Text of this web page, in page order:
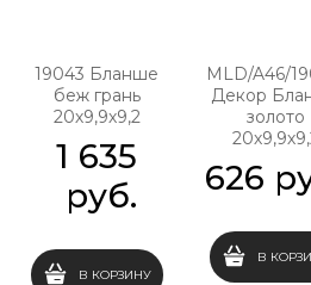
19043 Бланше
беж грань
20х9,9х9,2
1 635
руб.
В КОРЗИНУ
MLD/A46/
Декор
золото
626
В